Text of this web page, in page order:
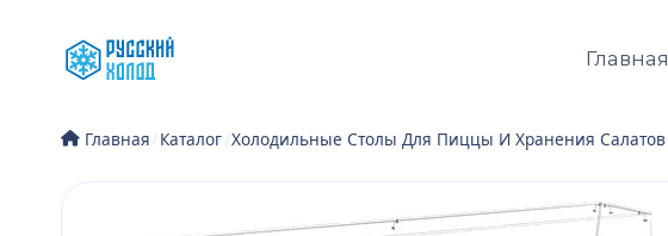
содержимому
Главная
Главная/Каталог/Холодильные Столы Для Пиццы И Хранения Салатов